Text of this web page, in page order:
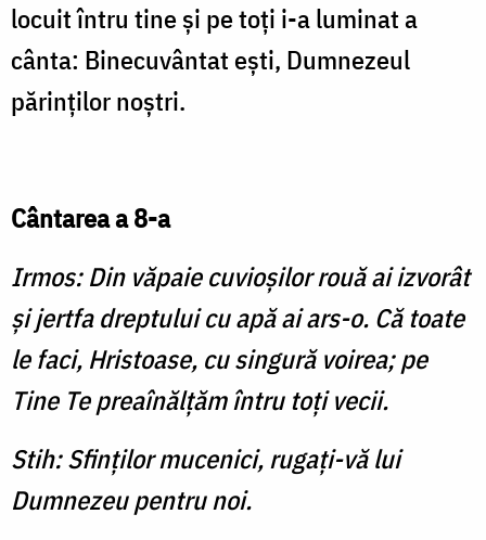
locuit întru tine şi pe toţi i-a luminat a
cânta: Binecuvântat eşti, Dumnezeul
părinţilor noştri.
Cântarea a 8-a
Irmos: Din văpaie cuvioşilor rouă ai izvorât
şi jertfa dreptului cu apă ai ars-o. Că toate
le faci, Hristoase, cu singură voirea; pe
Tine Te preaînălţăm întru toţi vecii.
Stih: Sfinţilor mucenici, rugaţi-vă lui
Dumnezeu pentru noi.